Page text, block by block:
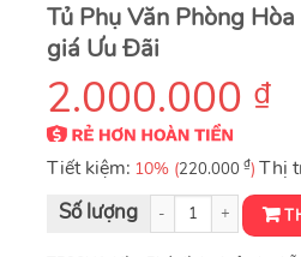
Tủ Phụ Văn Phòng
giá Ưu Đãi
2.000.000 ₫
Tiết kiệm: 10% (220.000 ₫) Thị
Tủ phụ rời cao cấp TP06H1 số lượng